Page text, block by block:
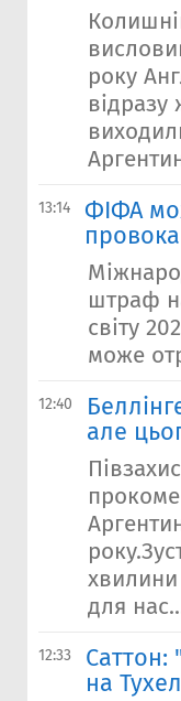
року
відразу
13:14
ФІФА
штраф
світу
може
12:40
але
хвилини
для
12:33
Саттон:
на